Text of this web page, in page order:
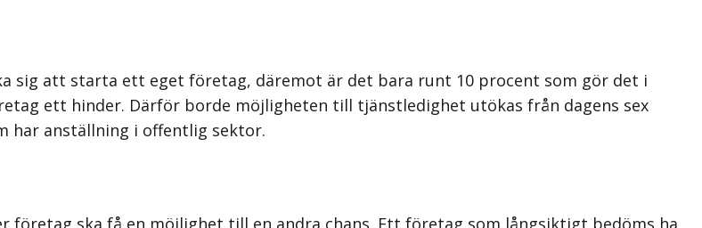
sig att starta ett eget företag, däremot är det bara runt 10 procent som gör det i
ett hinder. Därför borde möjligheten till tjänst­ledighet utökas från dagens sex
har anställning i offentlig sektor.
ska få en möjlighet till en andra chans. Ett företag som långsiktigt bedöms ha